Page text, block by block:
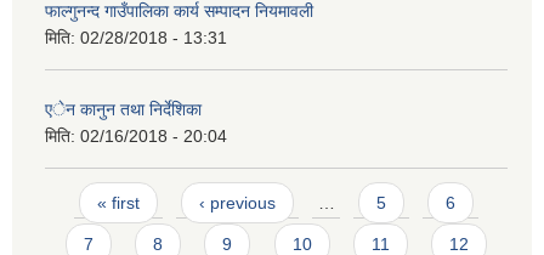
फाल्गुनन्द गाउँपालिका कार्य सम्पादन नियमावली
मिति: 02/28/2018 - 13:31
एेन कानुन तथा निर्देशिका
मिति: 02/16/2018 - 20:04
Pages
« first ‹ previous 5 6
7 8 9 10 11
12